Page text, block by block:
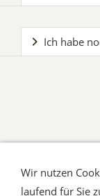
Ich habe
AGB
Wir nutzen
laufend für Sie